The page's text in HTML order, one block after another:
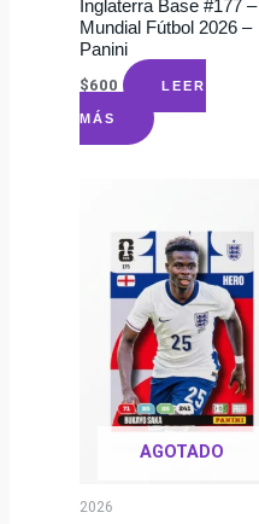
Inglaterra Base #177 –
Mundial Fútbol 2026 –
Panini
$600 LEER
MÁS
AGOTADO
2026